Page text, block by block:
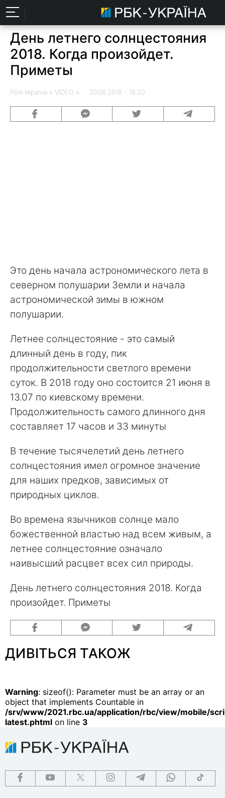
День летнего солнцестояния
2018. Когда произойдет.
Приметы
РБК-Україна » VIDEO » 20.06.2018 - 18:20
Это день начала астрономического лета в
северном полушарии Земли и начала
астрономической зимы в южном
полушарии.
Летнее солнцестояние - это самый
длинный день в году, пик
продолжительности светлого времени
суток. В 2018 году оно состоится 21 июня в
13.07 по киевскому времени.
Продолжительность самого длинного дня
составляет 17 часов и 33 минуты
В течение тысячелетий день летнего
солнцестояния имел огромное значение
для наших предков, зависимых от
природных циклов.
Во времена язычников солнце мало
божественной властью над всем живым, а
летнее солнцестояние означало
наивысший расцвет всех сил природы.
День летнего солнцестояния 2018. Когда
произойдет. Приметы
ДИВІТЬСЯ ТАКОЖ
Warning: sizeof(): Parameter must be an array or an
object that implements Countable in
/srv/www/2021.rbc.ua/application/rbc/view/mobile/
latest.phtml on line 3